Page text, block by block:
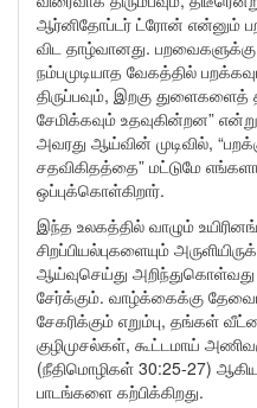
ஆர்னிதோப்டர் ட்ரோன் என்னும்
விட தாழ்வானது.
நம்பமுடியாத வேகத்தில்
திருப்பவும், இறகு
சேமிக்கவும் உதவுகின்றன”
அவரது ஆய்வின் முடிவில்,
சதவிகிதத்தை” மட்டுமே
ஒப்புக்கொள்கிறார்.
இந்த உலகத்தில் வாழும்
சிறப்பியல்புகளையும்
ஆய்வுசெய்து
சேர்க்கும். வாழ்க்கைக்கு
சேகரிக்கும் எறும்பு, தங்கள்
குழிமுசல்கள், கூட்டமாய்
(நீதிமொழிகள் 30:25-27)
பாடங்களை கற்பிக்கிறது.